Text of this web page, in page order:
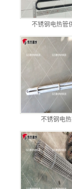
不锈钢电热管
不锈钢电